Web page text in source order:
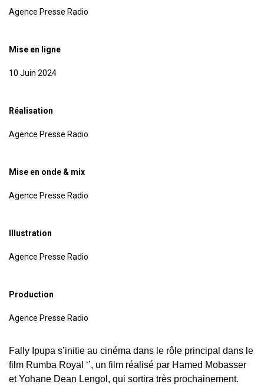
Agence Presse Radio
Mise en ligne
10 Juin 2024
Réalisation
Agence Presse Radio
Mise en onde & mix
Agence Presse Radio
Illustration
Agence Presse Radio
Production
Agence Presse Radio
Fally Ipupa s’initie au cinéma dans le rôle principal dans le
film Rumba Royal ‘’, un film réalisé par Hamed Mobasser
et Yohane Dean Lengol, qui sortira très prochainement.